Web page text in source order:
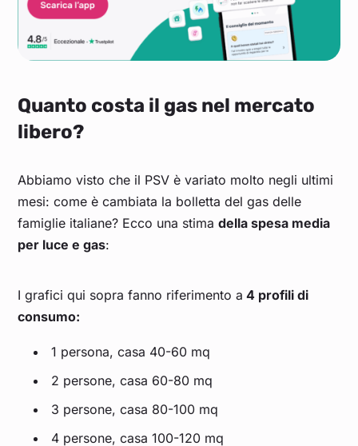
Quanto costa il gas nel mercato
libero?
Abbiamo visto che il PSV è variato molto negli ultimi
mesi: come è cambiata la bolletta del gas delle
famiglie italiane? Ecco una stimadella spesa media
per luce e gas:
I grafici qui sopra fanno riferimento a 4 profili di
consumo:
1 persona, casa 40-60 mq
2 persone, casa 60-80 mq
3 persone, casa 80-100 mq
4 persone, casa 100-120 mq